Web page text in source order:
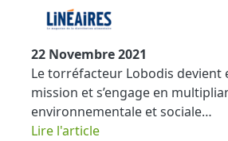
22 Novembre 2021
Le torréfacteur Lobodis devient
mission et s’engage en
environnementale et sociale…
Lire l'article